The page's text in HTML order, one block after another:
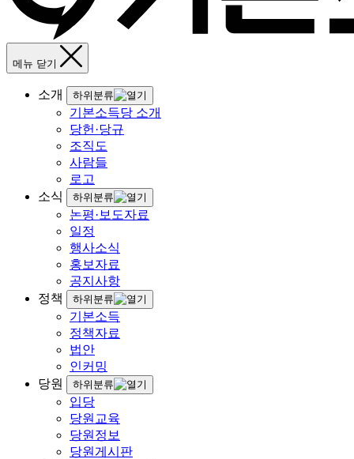
메뉴 닫기
소개 하위분류
기본소득당 소개
당헌·당규
조직도
사람들
로고
소식
하위분류
논평·보도자료
일정
행사소식
홍보자료
공지사항
정책
하위분류
기본소득
정책자료
법안
인커밍
당원
하위분류
입당
당원교육
당원정보
당원게시판